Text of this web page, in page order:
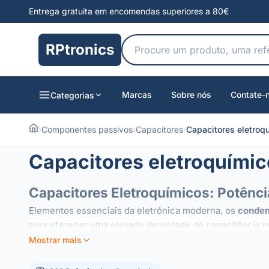
Entrega gratuita em encomendas superiores a 80€
RPtronics
Categorias Marcas Sobre nós Contate-
›Componentes passivos›Capacitores›Capacitores
Capacitores
Capacitores Eletroquímicos:
Elementos essenciais da eletrónica moderna, os
para oferecer uma elevada densidade de capacitância
Utilizações e Aplicações
Mostrar mais